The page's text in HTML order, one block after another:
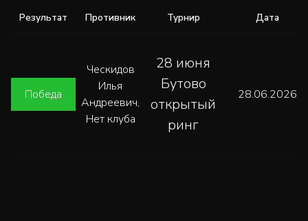
Результат Противник Турнир Дата
Победа
Ческидов
Илья
Андреевич,
Нет клуба
28 июня
Бутово
открытый
ринг
28.06.2026